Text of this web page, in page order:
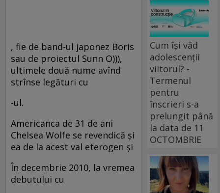
, fie de band-ul japonez Boris
sau de proiectul Sunn O))),
ultimele două nume avînd
strînse legături cu
-ul.
Americanca de 31 de ani
Chelsea Wolfe se revendică şi
ea de la acest val eterogen şi
În decembrie 2010, la vremea
debutului cu
Cum își văd
adolescenții
viitorul? -
Termenul
pentru
înscrieri s-a
prelungit până
la data de 11
OCTOMBRIE